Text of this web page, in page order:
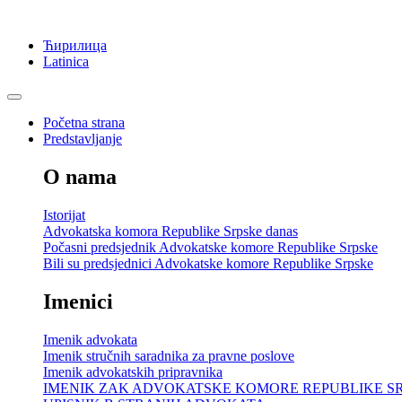
Ћирилица
Latinica
Početna strana
Predstavljanje
O nama
Istorijat
Advokatska komora Republike Srpske danas
Počasni predsjednik Advokatske komore Republike Srpske
Bili su predsjednici Advokatske komore Republike Srpske
Imenici
Imenik advokata
Imenik stručnih saradnika za pravne poslove
Imenik advokatskih pripravnika
IMENIK ZAK ADVOKATSKE KOMORE REPUBLIKE